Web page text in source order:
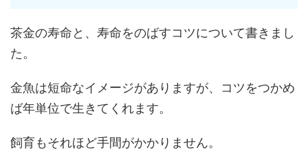
茶金の寿命と、寿命をのばすコツについて書きまし
た。
金魚は短命なイメージがありますが、コツをつかめ
ば年単位で生きてくれます。
飼育もそれほど手間がかかりません。